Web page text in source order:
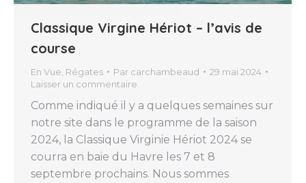
Classique Virgine Hériot – l’avis de
course
En Vue Régates Par carchambeaud
29 mai 2024
Laisser un commentaire
Comme indiqué il y a quelques semaines sur
notre site dans le programme de la saison
2024, la Classique Virginie Hériot 2024 se
courra en baie du Havre les 7 et 8
septembre prochains. Nous sommes